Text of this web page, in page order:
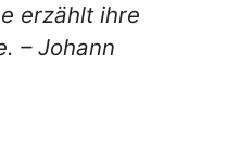
erzählt ihre
– Johann